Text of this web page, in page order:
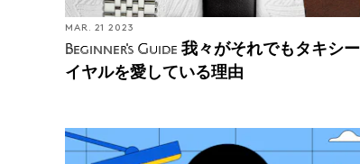
MAR. 21 2023
Beginner's Guide 我々がそれでもタキシ
イヤルを愛している理由